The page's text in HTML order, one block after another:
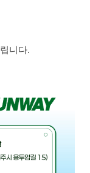
니다.